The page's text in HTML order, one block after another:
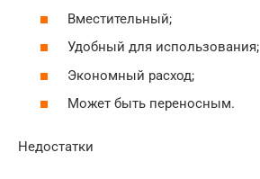
Вместительный;
Удобный для использования;
Экономный расход;
Может быть переносным.
Недостатки